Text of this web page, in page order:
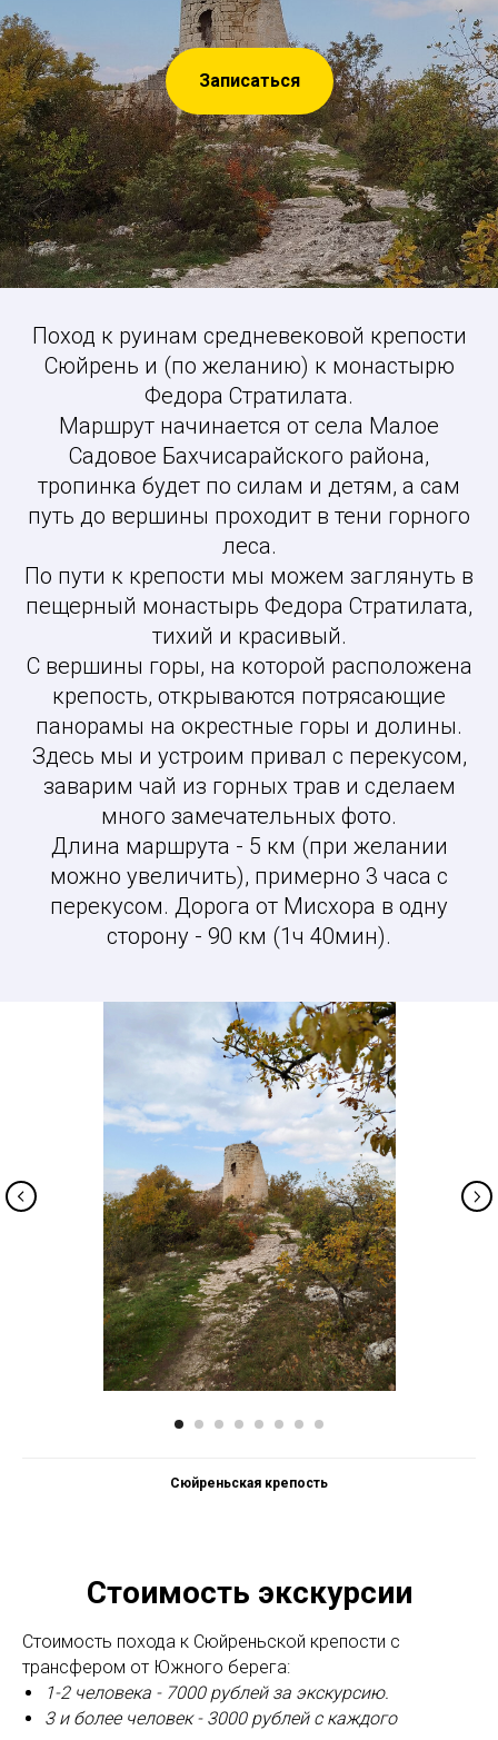
Записаться
Поход к руинам средневековой крепости
Сюйрень и (по желанию) к монастырю
Федора Стратилата.
Маршрут начинается от села Малое
Садовое Бахчисарайского района,
тропинка будет по силам и детям, а сам
путь до вершины проходит в тени горного
леса.
По пути к крепости мы можем заглянуть в
пещерный монастырь Федора Стратилата,
тихий и красивый.
С вершины горы, на которой расположена
крепость, открываются потрясающие
панорамы на окрестные горы и долины.
Здесь мы и устроим привал с перекусом,
заварим чай из горных трав и сделаем
много замечательных фото.
Длина маршрута - 5 км (при желании
можно увеличить), примерно 3 часа с
перекусом. Дорога от Мисхора в одну
сторону - 90 км (1ч 40мин).
Сюйреньская крепость
Стоимость экскурсии
Стоимость похода к Сюйреньской крепости с
трансфером от Южного берега:
1-2 человека - 7000 рублей за экскурсию.
3 и более человек - 3000 рублей с каждого